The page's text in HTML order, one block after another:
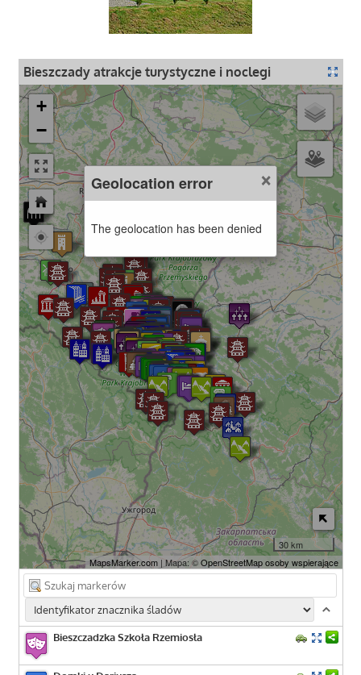
Bieszczady atrakcje turystyczne i noclegi
+
−
30 km
MapsMarker.com| Mapa: ©OpenStreetMap osoby wspierające
×
Geolocation error
The geolocation has been denied
Bieszczadzka Szkoła Rzemiosła